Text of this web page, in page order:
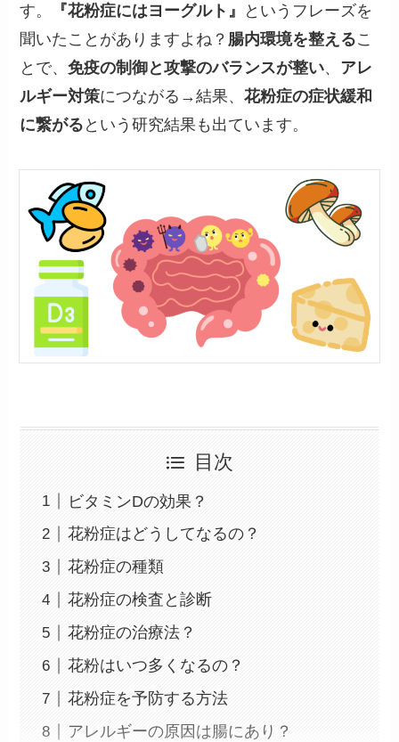
す。
『花粉症にはヨーグルト』
というフレーズを
聞いたことがありますよね？ 腸内環境を整えるこ
とで、免疫の制御と攻撃のバランスが整い、 アレ
ルギー対策につながる→結果、花粉症の症状緩和
に繋がる という研究結果も出ています。
目次
ビタミンDの効果？
花粉症はどうしてなるの？
花粉症の種類
花粉症の検査と診断
花粉症の治療法？
花粉はいつ多くなるの？
花粉症を予防する方法
アレルギーの原因は腸にあり？